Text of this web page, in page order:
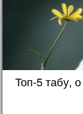
Топ-5 табу,